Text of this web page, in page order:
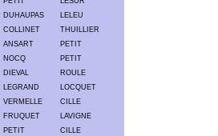
DUHAUPAS
LELEU
COLLINET
THUILLIER
ANSART
PETIT
NOCQ
PETIT
DIEVAL
ROULE
LEGRAND
LOCQUET
VERMELLE
CILLE
FRUQUET
LAVIGNE
PETIT
CILLE